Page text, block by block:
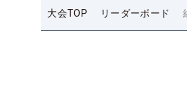
大会TOP リーダーボード